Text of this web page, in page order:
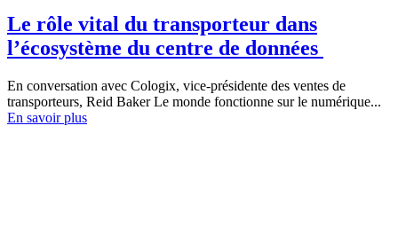
Le rôle vital du transporteur dans
l’écosystème du centre de données
En conversation avec Cologix, vice-présidente des ventes de
transporteurs, Reid Baker Le monde fonctionne sur le numérique...
En savoir plus